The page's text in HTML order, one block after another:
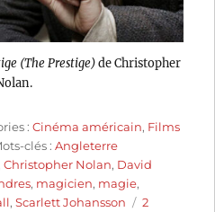
(The Prestige)de Christopher
:Cinéma américain, Films
clés :Angleterre
Christopher Nolan, David
, magicien, magie,
,Scarlett Johansson
2